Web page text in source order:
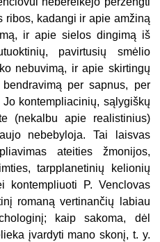
ribos, kadangi ir apie amžiną
ir apie sielos dingimą iš
pavirtusių smėlio
nebuvimą, ir apie skirtingų
per sapnus, per
kontempliacinių, sąlygiškų
(nekalbu apie realistinius)
nebebyloja. Tai laisvas
ateities žmonijos,
tarpplanetinių kelionių
kontempliuoti P. Venclovas
romaną vertinančių labiau
kaip sakoma, dėl
įvardyti mano skonį, t. y.